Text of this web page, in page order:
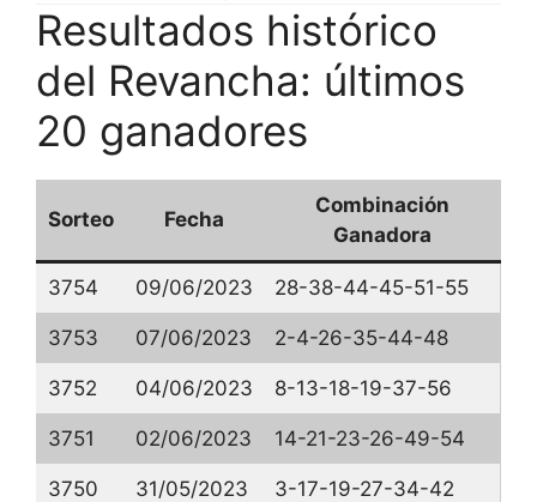
Resultados histórico
del Revancha: últimos
20 ganadores
Sorteo Fecha
Combinación
Ganadora
3754 09/06/2023 28-38-44-45-51-55
3753 07/06/2023 2-4-26-35-44-48
3752 04/06/2023 8-13-18-19-37-56
3751 02/06/2023 14-21-23-26-49-54
3750 31/05/2023 3-17-19-27-34-42